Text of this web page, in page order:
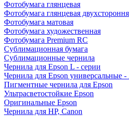
Фотобумага глянцевая
Фотобумага глянцевая
Фотобумага матовая
Фотобумага художественная
Фотобумага Premium RC
Сублимационная бумага
Сублимационные чернила
Чернила для Epson L - серии
Чернила для Epson универсальные
Пигментные чернила для Epson
Ультрасветостойкие Epson
Оригинальные Epson
Чернила для HP, Canon